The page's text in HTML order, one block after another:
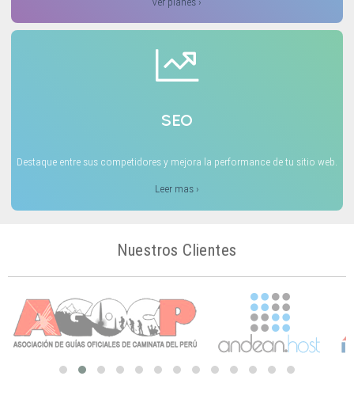
SEO
Destaque entre sus competidores y mejora la performance de tu sitio web.
Leer mas ›
Nuestros Clientes